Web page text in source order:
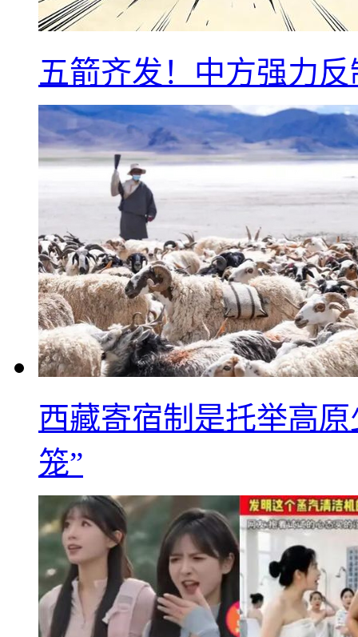
五箭齐发！中方强力
西藏寄宿制是托举高
笼”